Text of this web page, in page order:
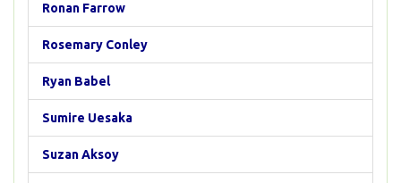
Ronan Farrow
Rosemary Conley
Ryan Babel
Sumire Uesaka
Suzan Aksoy